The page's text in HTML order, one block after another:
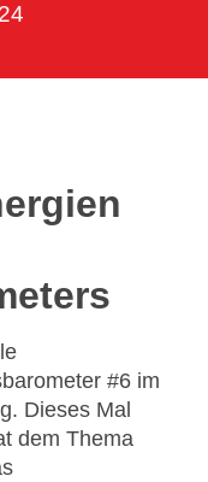
#6 im
Dieses Mal
dem Thema